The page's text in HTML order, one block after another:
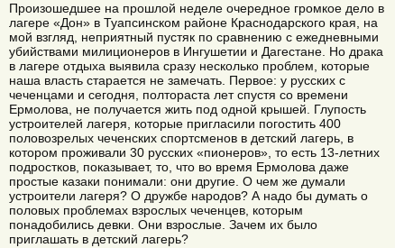
Произошедшее на прошлой неделе очередное громкое дело в
лагере «Дон» в Туапсинском районе Краснодарского края, на
мой взгляд, неприятный пустяк по сравнению с ежедневными
убийствами милиционеров в Ингушетии и Дагестане. Но драка
в лагере отдыха выявила сразу несколько проблем, которые
наша власть старается не замечать. Первое: у русских с
чеченцами и сегодня, полтораста лет спустя со времени
Ермолова, не получается жить под одной крышей. Глупость
устроителей лагеря, которые пригласили погостить 400
половозрелых чеченских спортсменов в детский лагерь, в
котором проживали 30 русских «пионеров», то есть 13-летних
подростков, показывает, то, что во время Ермолова даже
простые казаки понимали: они другие. О чем же думали
устроители лагеря? О дружбе народов? А надо бы думать о
половых проблемах взрослых чеченцев, которым
понадобились девки. Они взрослые. Зачем их было
приглашать в детский лагерь?